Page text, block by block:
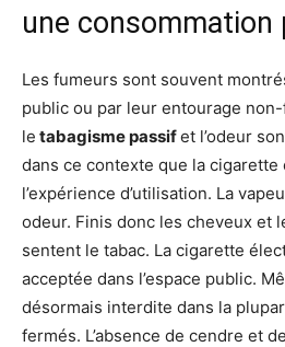
une consommation
Les fumeurs sont souvent
public ou par leur entourage
le tabagisme passifet l’odeur
dans ce contexte que la
l’expérience d’utilisation. La
odeur. Finis donc les cheveux et
sentent le tabac. La cigarette
acceptée dans l’espace public.
désormais interdite dans la
fermés. L’absence de cendre et